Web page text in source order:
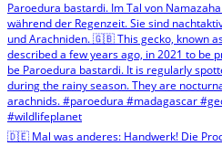
🇩🇪 Mal was anderes: Handwerk! Die